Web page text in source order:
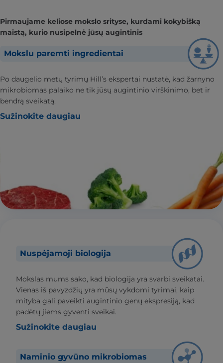
Pirmaujame keliose mokslo srityse, kurdami kokybišką
maistą, kurio nusipelnė jūsų augintinis
Mokslu paremti ingredientai
Po daugelio metų tyrimų Hill’s ekspertai nustatė, kad žarnyno
mikrobiomas palaiko ne tik jūsų augintinio virškinimo, bet ir
bendrą sveikatą.
Sužinokite daugiau
Nuspėjamoji biologija
Mokslas mums sako, kad biologija yra svarbi sveikatai.
Vienas iš pavyzdžių yra mūsų vykdomi tyrimai, kaip
mityba gali paveikti augintinio genų ekspresiją, kad
padėtų jiems gyventi sveikai.
Sužinokite daugiau
Naminio gyvūno mikrobiomas